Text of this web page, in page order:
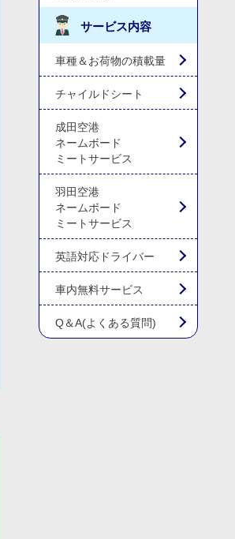
サービス内容
車種＆お荷物の積載量
チャイルドシート
成田空港
ネームボード
ミートサービス
羽田空港
ネームボード
ミートサービス
英語対応ドライバー
車内無料サービス
Q＆A(よくある質問)